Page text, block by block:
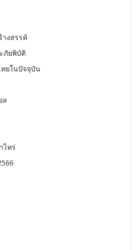
งสรรค์
ภัยพิบัติ
ยในปัจจุบัน
ล
ไหร่